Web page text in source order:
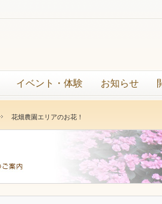
イベント・体験 お知らせ
花畑農園エリアのお花！